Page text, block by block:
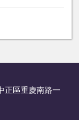
正區重慶南路一